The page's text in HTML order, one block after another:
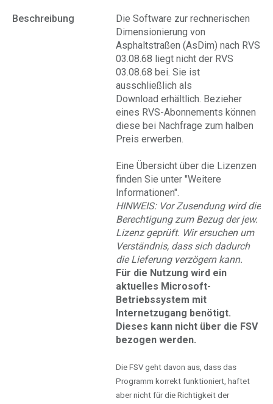
Beschreibung
Die Software zur rechnerischen
Dimensionierung von
Asphaltstraßen (AsDim) nach RVS
03.08.68 liegt nicht der RVS
03.08.68 bei. Sie ist
ausschließlich als
Download erhältlich. Bezieher
eines RVS-Abonnements können
diese bei Nachfrage zum halben
Preis erwerben.
Eine Übersicht über die Lizenzen
finden Sie unter "Weitere
Informationen".
HINWEIS: Vor Zusendung wird die
Berechtigung zum Bezug der jew.
Lizenz geprüft. Wir ersuchen um
Verständnis, dass sich dadurch
die Lieferung verzögern kann.
Für die Nutzung wird ein
aktuelles Microsoft-
Betriebssystem mit
Internetzugang benötigt.
Dieses kann nicht über die FSV
bezogen werden.
Die FSV geht davon aus, dass das
Programm korrekt funktioniert, haftet
aber nicht für die Richtigkeit der